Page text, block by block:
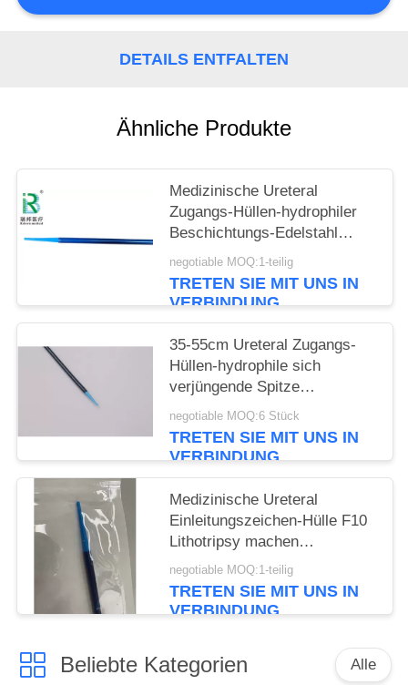
DETAILS ENTFALTEN
Ähnliche Produkte
Medizinische Ureteral
Zugangs-Hüllen-hydrophiler
Beschichtungs-Edelstahl
PTFE
negotiable MOQ:1-teilig
TRETEN SIE MIT UNS IN
VERBINDUNG
35-55cm Ureteral Zugangs-
Hüllen-hydrophile sich
verjüngende Spitze
Ureteroscopy
negotiable MOQ:6 Stück
TRETEN SIE MIT UNS IN
VERBINDUNG
Medizinische Ureteral
Einleitungszeichen-Hülle F10
Lithotripsy machen
hydrophiles
Verbrauchsmaterial glatt
negotiable MOQ:1-teilig
TRETEN SIE MIT UNS IN
VERBINDUNG
Beliebte Kategorien Alle